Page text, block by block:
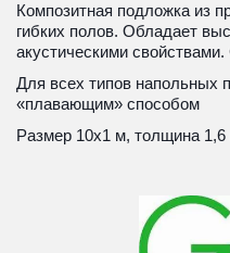
Композитная подложка из
гибких полов. Обладает
акустическими
Для всех типов напольных
«плавающим» способом
Размер 10x1 м, толщина